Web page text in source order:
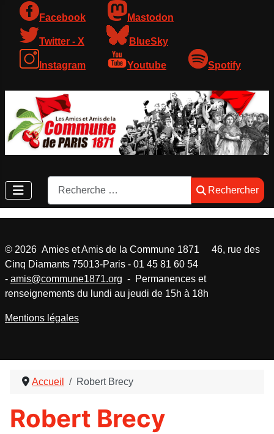
Facebook Mastodon
Twitter - X BlueSky
Instagram Youtube Spotify
Rechercher
Rechercher
Accueil Robert Brecy
Robert Brecy
© 2026 Amies et Amis de la Commune 1871 46, rue des
Cinq Diamants 75013-Paris - 01 45 81 60 54
- amis@commune1871.org - Permanences et
renseignements du lundi au jeudi de 15h à 18h
Mentions légales